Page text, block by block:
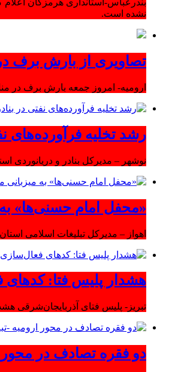
بندرعباس-استانداری هرمزگان
نشده است.
تصاویری از بارش برف
ارومیه- امروز جمعه بارش برف در
رشد تخلیه فرآورده‌های
نوشهر – مدیرکل بنادر و دریانوردی
«محفل امام حسنی‌ها»
اهواز – مدیرکل تبلیغات اسلامی
هشدار پلیس فتا: کدهای
تبریز- پلیس فتای آذربایجان‌شرقی
دو فقره تصادف در محور ارومیه -